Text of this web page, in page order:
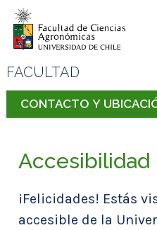
FACULTAD
CONTACTO Y
Accesibilidad
¡Felicidades! Estás
accesible de la